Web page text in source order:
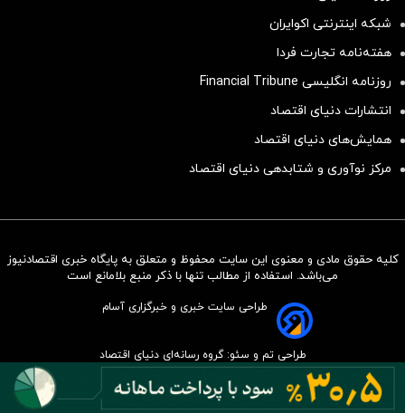
سرمایه‌گذاری همسنگ با شاخص
شبکه اینترنتی اکوایران
هفته‌نامه تجارت فردا
روزنامه انگلیسی Financial Tribune
انتشارات دنیای اقتصاد
همایش‌های دنیای اقتصاد
مرکز نوآوری و شتابدهی دنیای اقتصاد
کلیه حقوق مادی و معنوی این سایت محفوظ و متعلق به پایگاه خبری اقتصادنیوز
می‌باشد. استفاده از مطالب تنها با ذکر منبع بلامانع است
طراحی سایت خبری و خبرگزاری آسام
طراحی تم و سئو: گروه رسانه‌ای دنیای اقتصاد